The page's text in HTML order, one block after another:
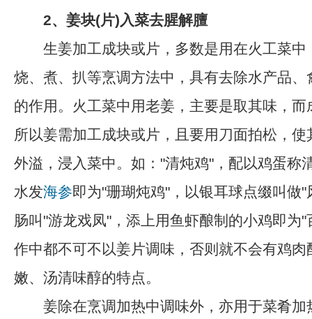
2、姜块(片)入菜去腥解膻
生姜加工成块或片，多数是用在火工菜中
烧、煮、扒等烹调方法中，具有去除水产品、
的作用。火工菜中用老姜，主要是取其味，
所以姜需加工成块或片，且要用刀面拍松，
外溢，浸入菜中。如："清炖鸡"，配以鸡蛋称
水发海参即为"珊瑚炖鸡"，以银耳球点缀叫做
肠叫"游龙戏凤"，添上用鱼虾酿制的小鸡即为
作中都不可不以姜片调味，否则就不会有鸡肉
嫩、汤清味醇的特点。
姜除在烹调加热中调味外，亦用于菜肴加